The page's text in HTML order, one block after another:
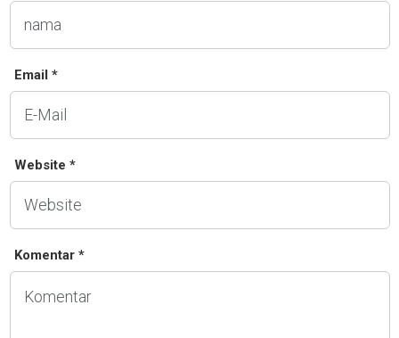
Email *
Website *
Komentar *